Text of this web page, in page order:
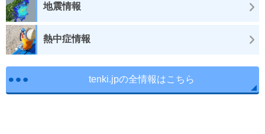
地震情報
熱中症情報
tenki.jpの全情報はこちら